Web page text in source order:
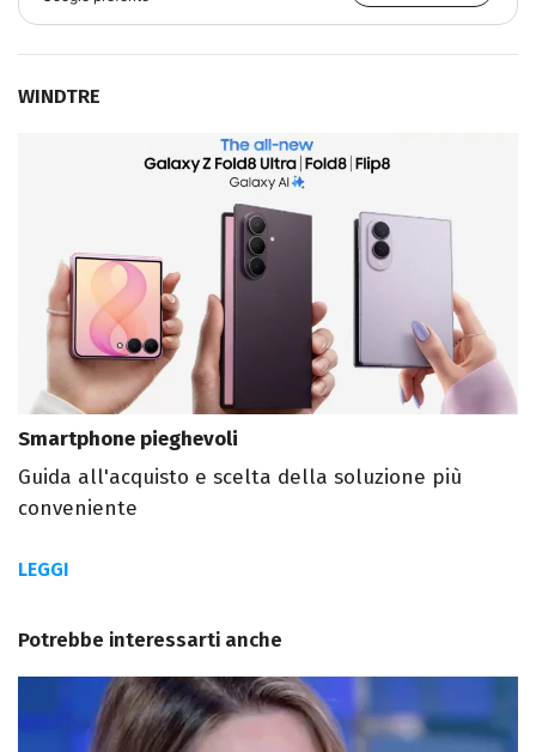
WINDTRE
Smartphone pieghevoli
Guida all'acquisto e scelta della soluzione più
conveniente
LEGGI
Potrebbe interessarti anche